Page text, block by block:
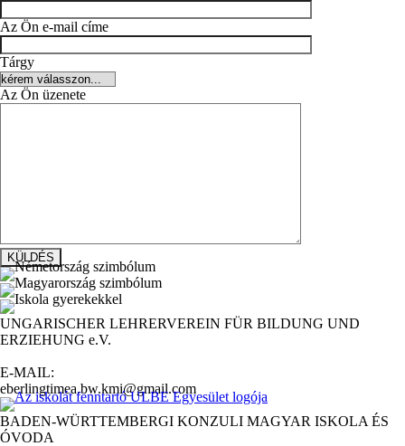
Az Ön e-mail címe
Tárgy
Az Ön üzenete
UNGARISCHER LEHRERVEREIN FÜR BILDUNG UND
ERZIEHUNG e.V.
E-MAIL:
eberlingtimea.bw.kmi@gmail.com
BADEN-WÜRTTEMBERGI KONZULI MAGYAR ISKOLA ÉS
ÓVODA